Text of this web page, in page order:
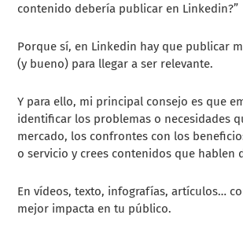
contenido debería publicar en Linkedin?”
Porque sí, en Linkedin hay que publicar
(y bueno) para llegar a ser relevante.
Y para ello, mi principal consejo es que
identificar los problemas o necesidades
mercado, los confrontes con los
o servicio y crees contenidos que hablen
En vídeos, texto, infografías, artículos…
mejor impacta en tu público.